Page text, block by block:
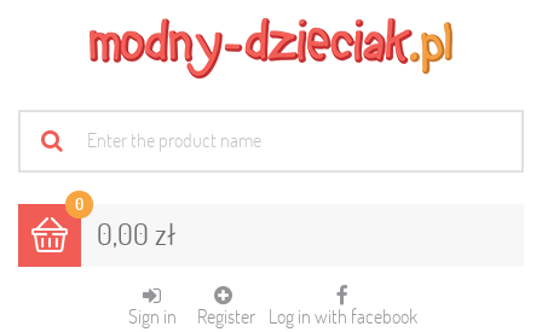
0
0,00 zł
Sign in Register Log in with facebook